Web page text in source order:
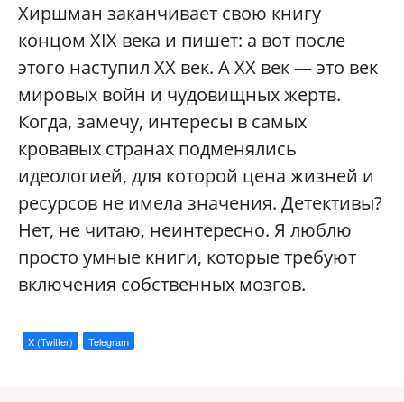
Хиршман заканчивает свою книгу
концом XIX века и пишет: а вот после
этого наступил XX век. А ХХ век — это век
мировых войн и чудовищных жертв.
Когда, замечу, интересы в самых
кровавых странах подменялись
идеологией, для которой цена жизней и
ресурсов не имела значения. Детективы?
Нет, не читаю, неинтересно. Я люблю
просто умные книги, которые требуют
включения собственных мозгов.
X (Twitter) Telegram